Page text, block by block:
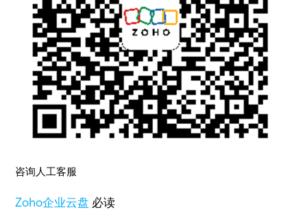
咨询人工客服
Zoho企业云盘 必读